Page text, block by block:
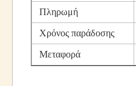
Πληρωμή
Χρόνος παράδοσης
Μεταφορά